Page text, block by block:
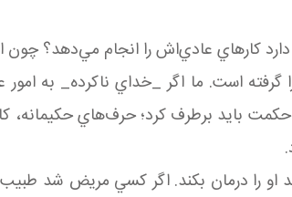
کارهاي عادي‌اش را انجام مي‌دهد؟ چون
است. ما اگر _خداي ناکرده_ به
بايد برطرف کرد؛ حرف‌هاي حکيمانه،
او را درمان بکند. اگر کسي مريض شد